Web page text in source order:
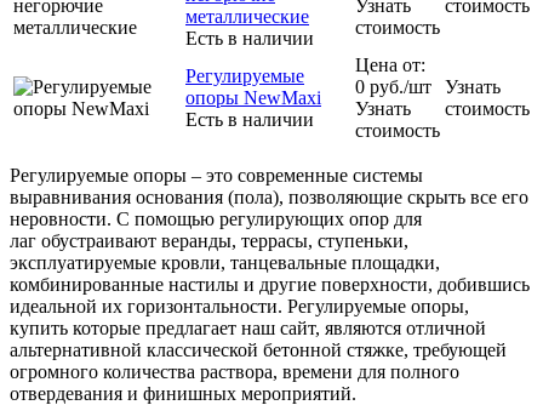
металлические
Есть в наличии
Узнать
стоимость
стоимость
Регулируемые
опоры NewMaxi
Есть в наличии
Цена от:
0 руб./шт
Узнать
стоимость
Узнать
стоимость
Регулируемые опоры – это современные системы
выравнивания основания (пола), позволяющие скрыть все его
неровности. С помощью регулирующих опор для
лаг обустраивают веранды, террасы, ступеньки,
эксплуатируемые кровли, танцевальные площадки,
комбинированные настилы и другие поверхности, добившись
идеальной их горизонтальности. Регулируемые опоры,
купить которые предлагает наш сайт, являются отличной
альтернативной классической бетонной стяжке, требующей
огромного количества раствора, времени для полного
отвердевания и финишных мероприятий.